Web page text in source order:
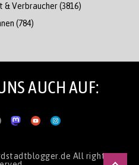
& Verbraucher(3816)
(784)
AUCH AUF:
All rights